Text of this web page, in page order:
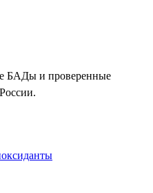
БАДы и проверенные